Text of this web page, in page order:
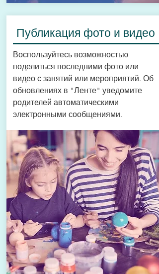
Публикация фото и видео
Воспользуйтесь возможностью
поделиться последними фото или
видео с занятий или мероприятий. Об
обновлениях в "Ленте" уведомите
родителей автоматическими
электронными сообщениями.